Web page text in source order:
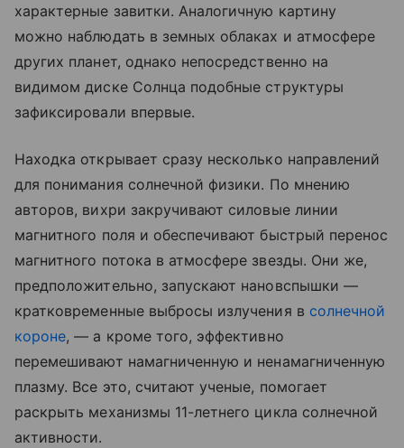
характерные завитки. Аналогичную картину
можно наблюдать в земных облаках и атмосфере
других планет, однако непосредственно на
видимом диске Солнца подобные структуры
зафиксировали впервые.
Находка открывает сразу несколько направлений
для понимания солнечной физики. По мнению
авторов, вихри закручивают силовые линии
магнитного поля и обеспечивают быстрый перенос
магнитного потока в атмосфере звезды. Они же,
предположительно, запускают нановспышки —
кратковременные выбросы излучения в солнечной
короне, — а кроме того, эффективно
перемешивают намагниченную и ненамагниченную
плазму. Все это, считают ученые, помогает
раскрыть механизмы 11-летнего цикла солнечной
активности.